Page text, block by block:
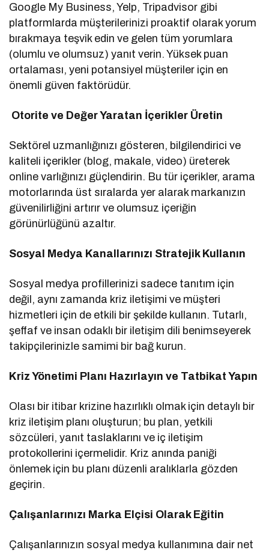
Google My Business, Yelp, Tripadvisor gibi
platformlarda müşterilerinizi proaktif olarak yorum
bırakmaya teşvik edin ve gelen tüm yorumlara
(olumlu ve olumsuz) yanıt verin. Yüksek puan
ortalaması, yeni potansiyel müşteriler için en
önemli güven faktörüdür.
Otorite ve Değer Yaratan İçerikler Üretin
Sektörel uzmanlığınızı gösteren, bilgilendirici ve
kaliteli içerikler (blog, makale, video) üreterek
online varlığınızı güçlendirin. Bu tür içerikler, arama
motorlarında üst sıralarda yer alarak markanızın
güvenilirliğini artırır ve olumsuz içeriğin
görünürlüğünü azaltır.
Sosyal Medya Kanallarınızı Stratejik Kullanın
Sosyal medya profillerinizi sadece tanıtım için
değil, aynı zamanda kriz iletişimi ve müşteri
hizmetleri için de etkili bir şekilde kullanın. Tutarlı,
şeffaf ve insan odaklı bir iletişim dili benimseyerek
takipçilerinizle samimi bir bağ kurun.
Kriz Yönetimi Planı Hazırlayın ve Tatbikat Yapın
Olası bir itibar krizine hazırlıklı olmak için detaylı bir
kriz iletişim planı oluşturun; bu plan, yetkili
sözcüleri, yanıt taslaklarını ve iç iletişim
protokollerini içermelidir. Kriz anında paniği
önlemek için bu planı düzenli aralıklarla gözden
geçirin.
Çalışanlarınızı Marka Elçisi Olarak Eğitin
Çalışanlarınızın sosyal medya kullanımına dair net